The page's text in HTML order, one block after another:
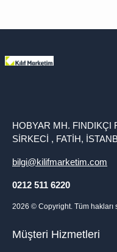
HOBYAR MH. FINDIKÇI
SİRKECİ , FATİH,
bilgi@kilifmarketim.com
0212 511 6220
2026 © Copyright. Tüm hakları
Müşteri Hizmetleri